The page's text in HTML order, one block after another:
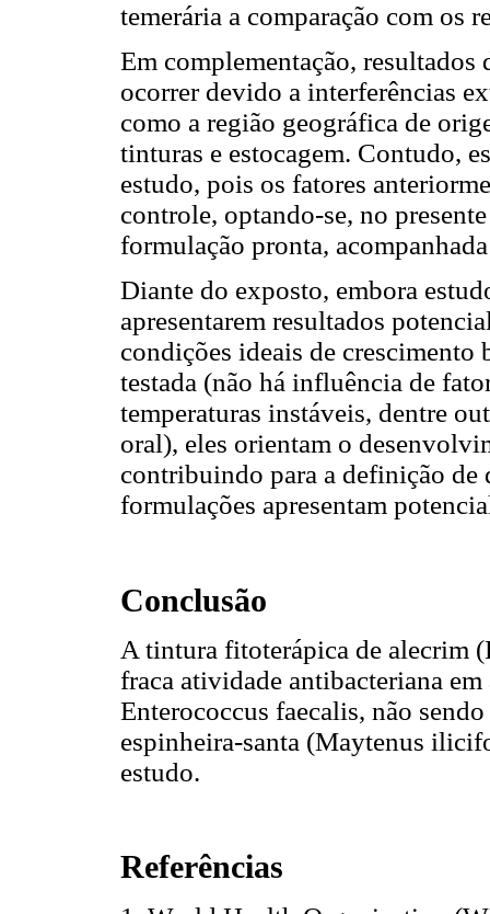
temerária a comparação com os
Em complementação,
ocorrer devido a interferências
como a região geográfica de
tinturas e estocagem. Contudo,
estudo, pois os fatores
controle, optando-se, no
formulação pronta,
Diante do exposto, embora
apresentarem resultados
condições ideais de crescimento
testada (não há influência de
temperaturas instáveis, dentre
oral), eles orientam o
contribuindo para a definição de
formulações apresentam
Conclusão
A tintura fitoterápica de alecrim
fraca atividade antibacteriana
Enterococcus faecalis, não
espinheira-santa (Maytenus
estudo.
Referências